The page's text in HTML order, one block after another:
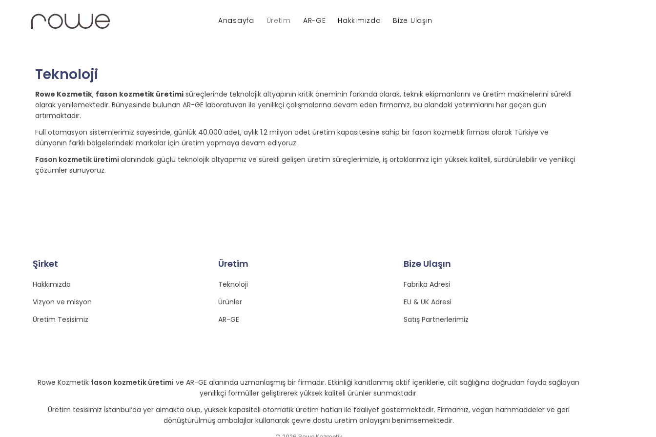
Anasayfa Üretim AR-GE Hakkımızda Bize Ulaşın
Teknoloji
Rowe Kozmetik, fason kozmetik üretimi süreçlerinde teknolojik altyapının kritik öneminin farkında olarak, teknik ekipmanlarını ve üretim makinelerini sürekli
olarak yenilemektedir. Bünyesinde bulunan AR-GE laboratuvarı ile yenilikçi çalışmalarına devam eden firmamız, bu alandaki yatırımlarını her geçen gün
artırmaktadır.
Full otomasyon sistemlerimiz sayesinde, günlük 40.000 adet, aylık 1.2 milyon adet üretim kapasitesine sahip bir fason kozmetik firması olarak Türkiye ve
dünyanın farklı bölgelerindeki markalar için üretim yapmaya devam ediyoruz.
Fason kozmetik üretimi alanındaki güçlü teknolojik altyapımız ve sürekli gelişen üretim süreçlerimizle, iş ortaklarımız için yüksek kaliteli, sürdürülebilir ve yenilikçi
çözümler sunuyoruz.
Şirket
Hakkımızda
Vizyon ve misyon
Üretim Tesisimiz
Üretim
Teknoloji
Ürünler
AR-GE
Bize Ulaşın
Fabrika Adresi
EU & UK Adresi
Satış Partnerlerimiz
Rowe Kozmetik fason kozmetik üretimi ve AR-GE alanında uzmanlaşmış bir firmadır. Etkinliği kanıtlanmış aktif içeriklerle, cilt sağlığına doğrudan fayda sağlayan
yenilikçi formüller geliştirerek yüksek kaliteli ürünler sunmaktadır.
Üretim tesisimiz İstanbul‘da yer almakta olup, yüksek kapasiteli otomatik üretim hatları ile faaliyet göstermektedir. Firmamız, vegan hammaddeler ve geri
dönüştürülmüş ambalajlar kullanarak çevre dostu üretim anlayışını benimsemektedir.